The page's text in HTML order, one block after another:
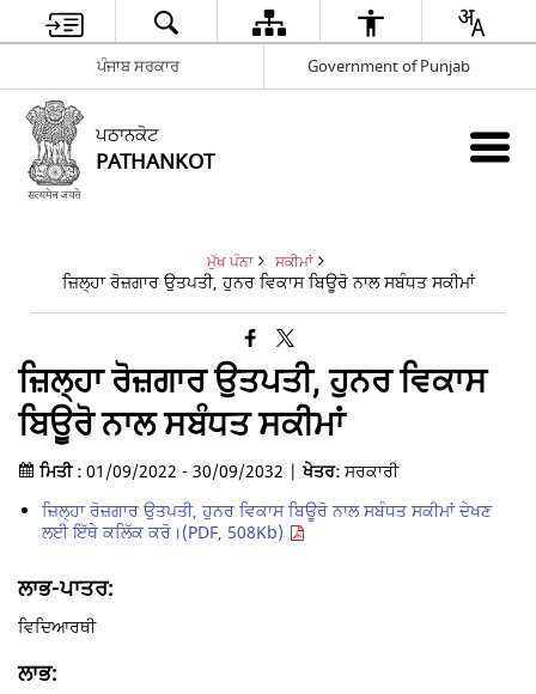
ਪੰਜਾਬ ਸਰਕਾਰ Government of Punjab
ਪਠਾਨਕੋਟ
PATHANKOT
ਮੁੱਖ ਪੰਨਾ ਸਕੀਮਾਂ
ਜ਼ਿਲ੍ਹਾ ਰੋਜ਼ਗਾਰ ਉਤਪਤੀ, ਹੁਨਰ ਵਿਕਾਸ ਬਿਊਰੋ ਨਾਲ ਸਬੰਧਤ ਸਕੀਮਾਂ
ਜ਼ਿਲ੍ਹਾ ਰੋਜ਼ਗਾਰ ਉਤਪਤੀ, ਹੁਨਰ ਵਿਕਾਸ
ਬਿਊਰੋ ਨਾਲ ਸਬੰਧਤ ਸਕੀਮਾਂ
ਮਿਤੀ :01/09/2022 - 30/09/2032 |ਖੇਤਰ:ਸਰਕਾਰੀ
ਜ਼ਿਲ੍ਹਾ ਰੋਜ਼ਗਾਰ ਉਤਪਤੀ, ਹੁਨਰ ਵਿਕਾਸ ਬਿਊਰੋ ਨਾਲ ਸਬੰਧਤ ਸਕੀਮਾਂ ਦੇਖਣ
ਲਈ ਇੱਥੇ ਕਲਿੱਕ ਕਰੋ।(PDF, 508Kb)
ਲਾਭ-ਪਾਤਰ:
ਵਿਦਿਆਰਥੀ
ਲਾਭ: